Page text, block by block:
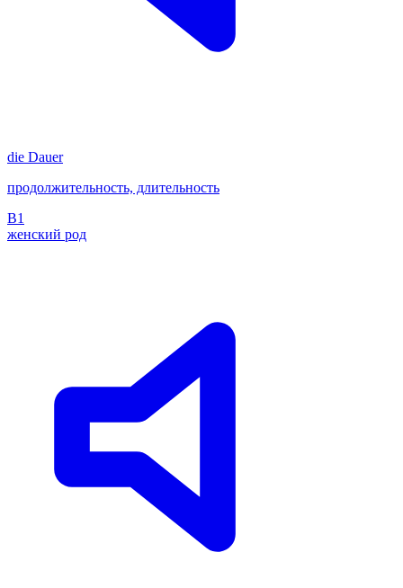
die Dauer
продолжительность, длительность
B1
женский род